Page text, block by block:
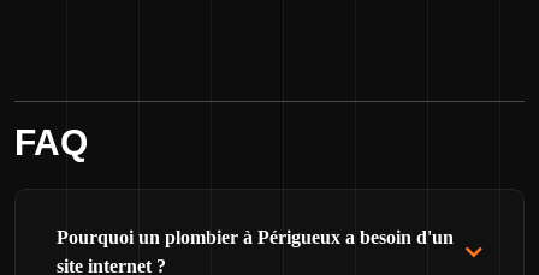
FAQ
Pourquoi un plombier à Périgueux a besoin d'un
site internet ?